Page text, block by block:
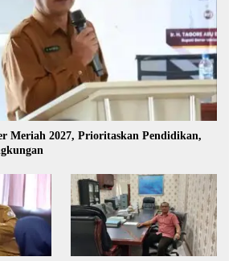
Meriah 2027, Prioritaskan Pendidikan,